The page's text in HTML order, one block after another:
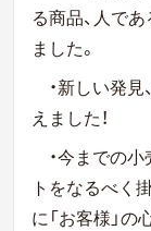
る商品、人で
ました。
・新しい発
えました！
・今までの
トをなるべく
に「お客様」